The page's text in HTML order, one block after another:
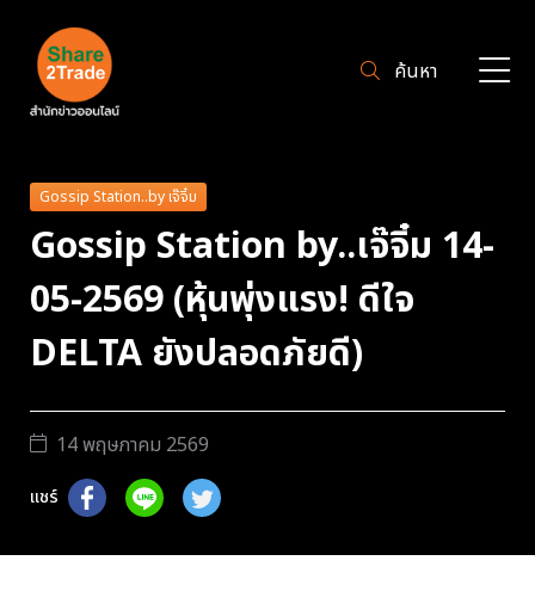
ค้นหา
Gossip Station..by เจ๊จิ๋ม
Gossip Station by..เจ๊จิ๋ม 14-
05-2569 (หุ้นพุ่งแรง! ดีใจ
DELTA ยังปลอดภัยดี)
14 พฤษภาคม 2569
แชร์